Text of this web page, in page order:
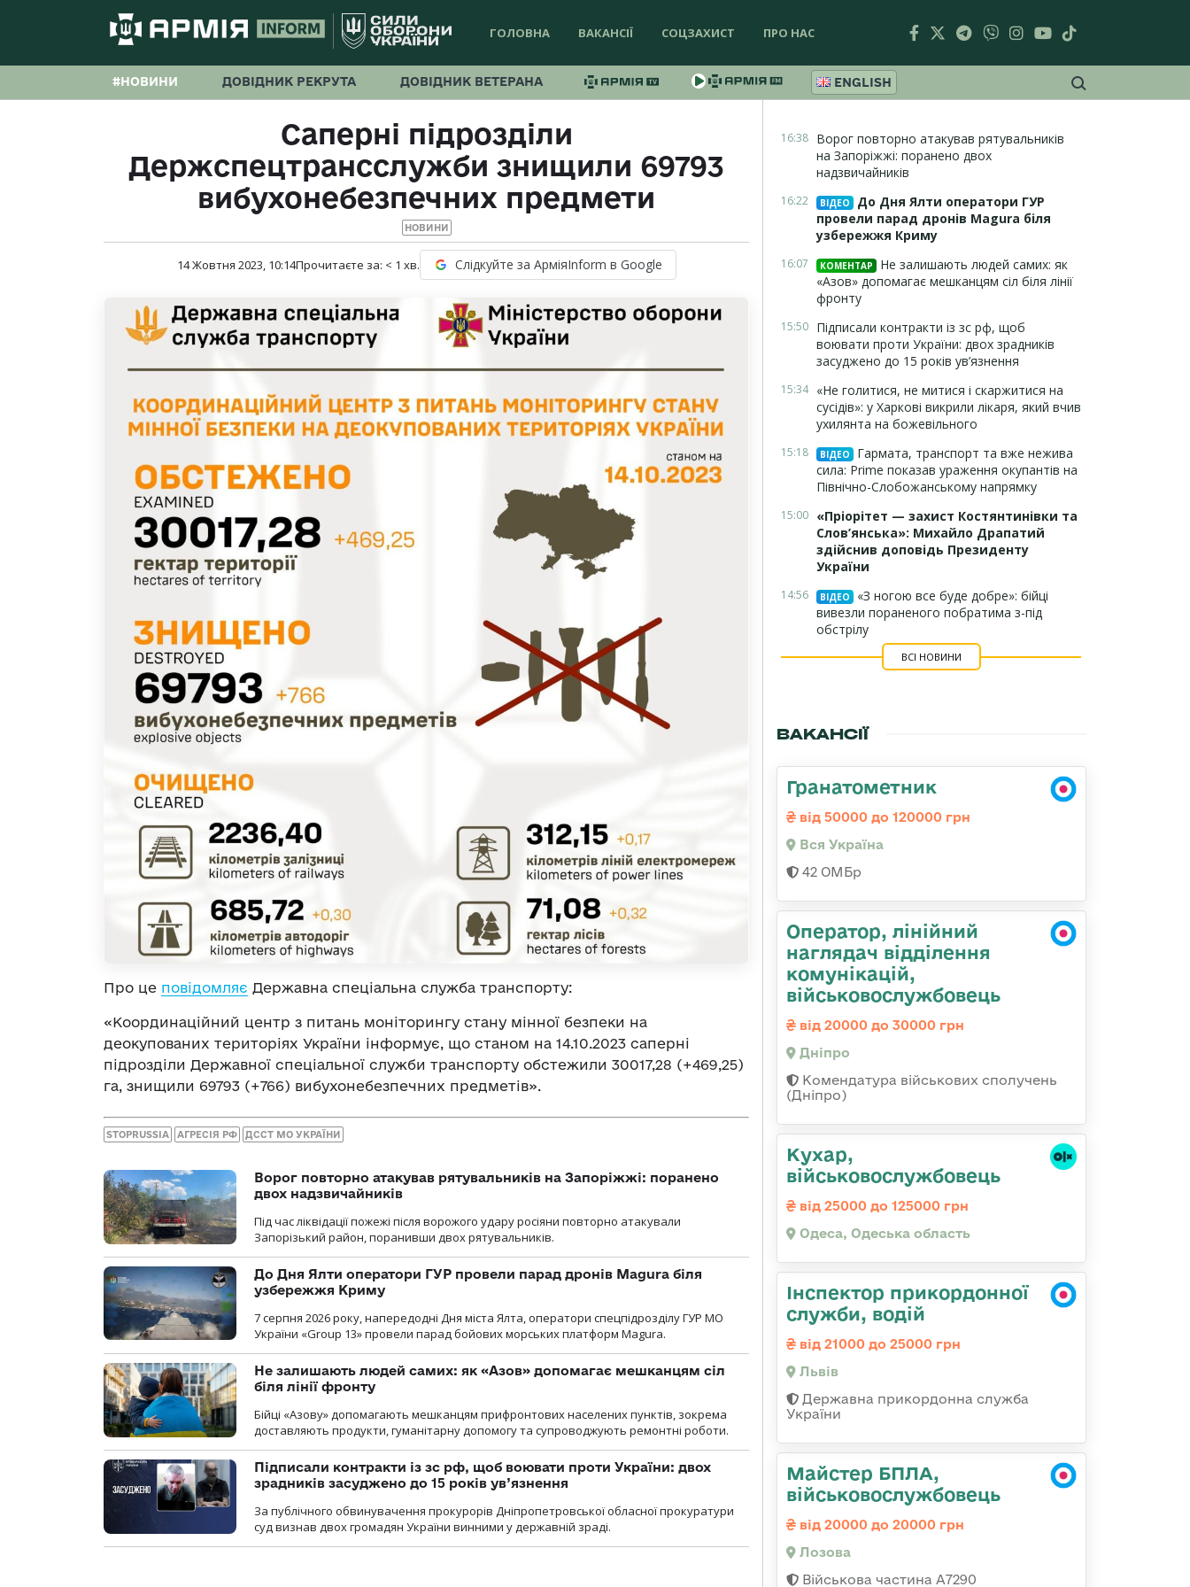
ГОЛОВНА ВАКАНСІЇ СОЦЗАХИСТ ПРО НАС
#НОВИНИ ДОВІДНИК РЕКРУТА ДОВІДНИК ВЕТЕРАНА ENGLISH
Саперні підрозділи
Держспецтрансслужби знищили 69793
вибухонебезпечних предмети
НОВИНИ
14 Жовтня 2023, 10:14Прочитаєте за: < 1 хв. Слідкуйте за АрміяInform в Google
Про це повідомляє Державна спеціальна служба транспорту:
«Координаційний центр з питань моніторингу стану мінної безпеки на
деокупованих територіях України інформує, що станом на 14.10.2023 саперні
підрозділи Державної спеціальної служби транспорту обстежили 30017,28 (+469,25)
га, знищили 69793 (+766) вибухонебезпечних предметів».
STOPRUSSIA АГРЕСІЯ РФ ДССТ МО УКРАЇНИ
Ворог повторно атакував рятувальників на Запоріжжі: поранено
двох надзвичайників
Під час ліквідації пожежі після ворожого удару росіяни повторно атакували
Запорізький район, поранивши двох рятувальників.
До Дня Ялти оператори ГУР провели парад дронів Magura біля
узбережжя Криму
7 серпня 2026 року, напередодні Дня міста Ялта, оператори спецпідрозділу ГУР МО
України «Group 13» провели парад бойових морських платформ Magura.
Не залишають людей самих: як «Азов» допомагає мешканцям сіл
біля лінії фронту
Бійці «Азову» допомагають мешканцям прифронтових населених пунктів, зокрема
доставляють продукти, гуманітарну допомогу та супроводжують ремонтні роботи.
Підписали контракти із зс рф, щоб воювати проти України: двох
зрадників засуджено до 15 років ув’язнення
За публічного обвинувачення прокурорів Дніпропетровської обласної прокуратури
суд визнав двох громадян України винними у державній зраді.
16:38 Ворог повторно атакував рятувальників
на Запоріжжі: поранено двох
надзвичайників
16:22 ВІДЕО
До Дня Ялти оператори ГУР
провели парад дронів Magura біля
узбережжя Криму
16:07 КОМЕНТАР
Не залишають людей самих: як
«Азов» допомагає мешканцям сіл біля лінії
фронту
15:50 Підписали контракти із зс рф, щоб
воювати проти України: двох зрадників
засуджено до 15 років ув’язнення
15:34 «Не голитися, не митися і скаржитися на
сусідів»: у Харкові викрили лікаря, який вчив
ухилянта на божевільного
15:18 ВІДЕО
Гармата, транспорт та вже нежива
сила: Prime показав ураження окупантів на
Північно-Слобожанському напрямку
15:00 «Пріорітет — захист Костянтинівки та
Слов’янська»: Михайло Драпатий
здійснив доповідь Президенту
України
14:56 ВІДЕО
«З ногою все буде добре»: бійці
вивезли пораненого побратима з-під
обстрілу
ВСІ НОВИНИ
ВАКАНСІЇ
Гранатометник
від 50000 до 120000 грн
Вся Україна
42 ОМБр
Оператор, лінійний
наглядач відділення
комунікацій,
військовослужбовець
від 20000 до 30000 грн
Дніпро
Комендатура військових сполучень
(Дніпро)
Кухар,
військовослужбовець
від 25000 до 125000 грн
Одеса, Одеська область
Інспектор прикордонної
служби, водій
від 21000 до 25000 грн
Львів
Державна прикордонна служба
України
Майстер БПЛА,
військовослужбовець
від 20000 до 20000 грн
Лозова
Військова частина А7290